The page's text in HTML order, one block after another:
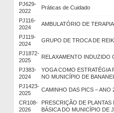
PJ629-
2022
Práticas de Cuidado
PJ116-
2024
AMBULATÓRIO DE
PJ119-
2024
GRUPO DE TROCA DE
PJ1872-
2025
RELAXAMENTO INDUZIDO
PJ383-
2024
YOGA COMO ESTRATÉGIA
NO MUNICÍPIO DE
PJ1423-
2025
CAMINHO DAS PICS – ANO
CR108-
2026
PRESCRIÇÃO DE
BÁSICA DO MUNICÍPIO DE